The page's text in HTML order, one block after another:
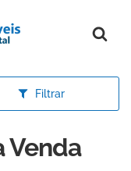
Filtrar
Venda